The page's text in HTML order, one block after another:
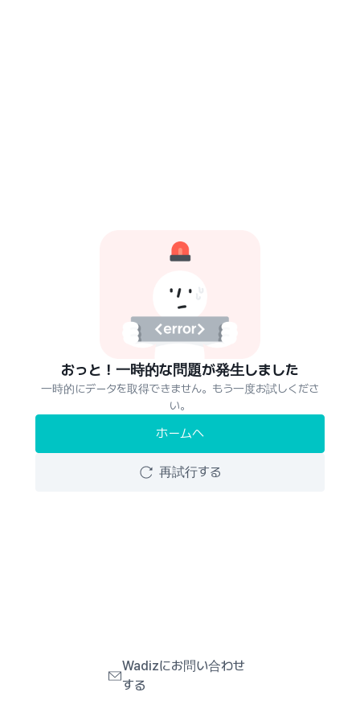
おっと！一時的な問題が発生しました
一時的にデータを取得できません。もう一度お試しくださ
い。
ホームへ
再試行する
Wadizにお問い合わせ
する